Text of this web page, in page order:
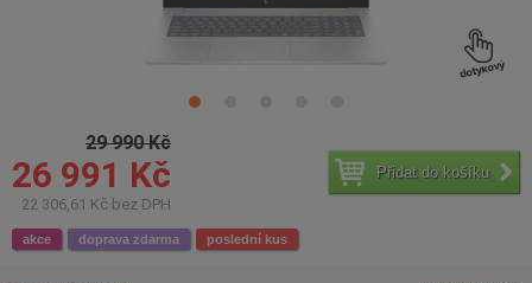
29 990 Kč
26 991 Kč
22 306,61 Kč bez DPH
Přidat do košíku
akce doprava zdarma poslední kus